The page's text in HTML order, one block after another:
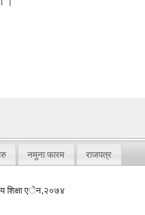
नमुना फारम राजपत्र
शिक्षा एेन,२०७४